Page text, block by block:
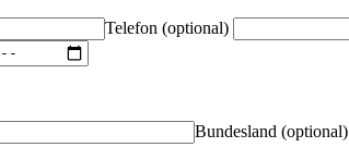
Telefon (optional)
Bundesland (optional)